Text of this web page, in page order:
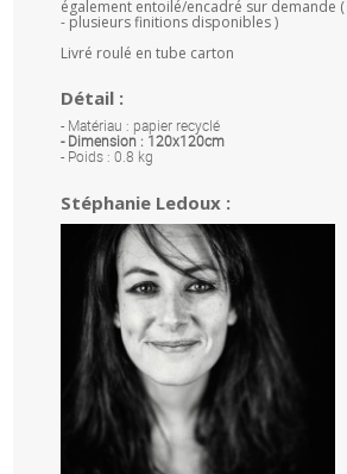
également entoilé/encadré sur demande
- plusieurs finitions disponibles )
Livré roulé en tube carton
Détail :
- Matériau : papier recyclé
- Dimension : 120x120cm
- Poids : 0.8 kg
Stéphanie Ledoux :